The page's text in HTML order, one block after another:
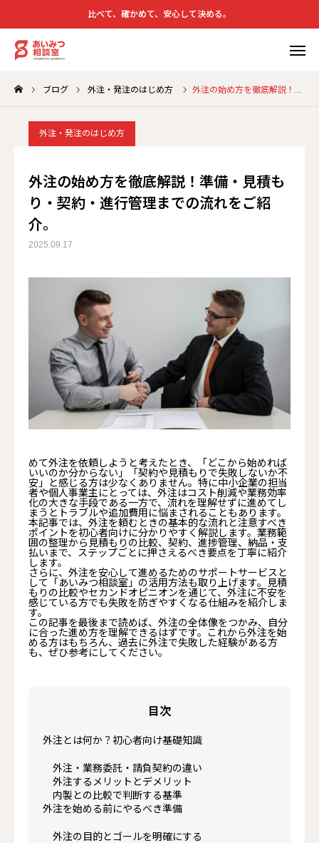
比べて、確かめて、安心して決める。
ブログ 外注・発注のはじめ方 外注の始め方を徹底解説！準備・見積もり・契約・進行管理までの流れをご紹介。
外注・発注のはじめ方
外注の始め方を徹底解説！準備・見積も
り・契約・進行管理までの流れをご紹
介。
2025.09.17
めて外注を依頼しようと考えたとき、「どこから始めれば
いいのか分からない」「契約や見積もりで失敗しないか不
安」と感じる方は少なくありません。特に中小企業の担当
者や個人事業主にとっては、外注はコスト削減や業務効率
化の大きな手段である一方で、流れを理解せずに進めてし
まうとトラブルや追加費用に悩まされることもあります。
本記事では、外注を頼むときの基本的な流れと注意すべき
ポイントを初心者向けに分かりやすく解説します。業務範
囲の整理から見積もりの比較、契約、進捗管理、納品・支
払いまで、ステップごとに押さえるべき要点を丁寧に紹介
します。
さらに、外注を安心して進めるためのサポートサービスと
して「あいみつ相談室」の活用方法も取り上げます。見積
もりの比較やセカンドオピニオンを通じて、外注に不安を
感じている方でも失敗を防ぎやすくなる仕組みを紹介しま
す。
この記事を最後まで読めば、外注の全体像をつかみ、自分
に合った進め方を理解できるはずです。これから外注を始
める方はもちろん、過去に外注で失敗した経験がある方
も、ぜひ参考にしてください。
目次
外注とは何か？初心者向け基礎知識
外注・業務委託・請負契約の違い
外注するメリットとデメリット
内製との比較で判断する基準
外注を始める前にやるべき準備
外注の目的とゴールを明確にする
サービス
セカンドオピニオン通信